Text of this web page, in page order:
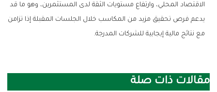
‬مع‭ ‬نتائج‭ ‬مالية‭ ‬إيجابية‭ ‬للشركات‭ ‬المدرجة‭.‬
مقالات ذات صلة